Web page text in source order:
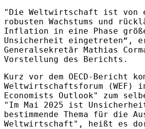
"Die Weltwirtschaft ist von
robusten Wachstums und
Inflation in eine Phase
Unsicherheit eingetreten“,
Generalsekretär Mathias
Vorstellung des Berichts.
Kurz vor dem OECD-Bericht
Weltwirtschaftsforum (WEF)
Economists Outlook" zum
"Im Mai 2025 ist
bestimmende Thema für die
Weltwirtschaft", heißt es